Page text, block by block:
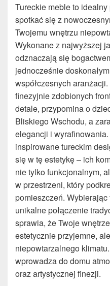
Tureckie meble to
spotkać się z
Twojemu wnętrzu
Wykonane z najwyższej
odznaczają się
jednocześnie
współczesnych
finezyjnie zdobionych
detale, przypomina o
Bliskiego Wschodu, a
elegancji i
inspirowane tureckim
się w tę estetykę – ich
nie tylko funkcjonalnym,
w przestrzeni, który
pomieszczeń.
unikalne połączenie
sprawia, że Twoje
estetycznie przyjemne,
niepowtarzalnego
wprowadza do domu
oraz artystycznej finezji.